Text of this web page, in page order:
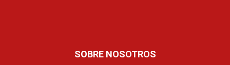
SOBRE NOSOTROS